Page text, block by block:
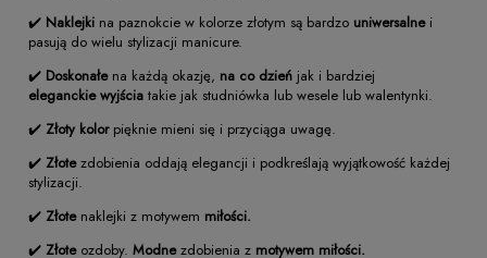
✔️ Naklejki na paznokcie w kolorze złotym są bardzo uniwersalnei
pasują do wielu stylizacji manicure.
✔️ Doskonałena każdą okazję, na co dzień jak i bardziej
eleganckie wyjścia takie jak studniówka lub wesele lub walentynki.
✔️ Złoty kolorpięknie mieni się i przyciąga uwagę.
✔️ Złotezdobienia oddają elegancji i podkreślają wyjątkowość każdej
stylizacji.
✔️ Złote naklejki z motywem miłości.
✔️ Złoteozdoby. Modnezdobienia z motywem miłości.